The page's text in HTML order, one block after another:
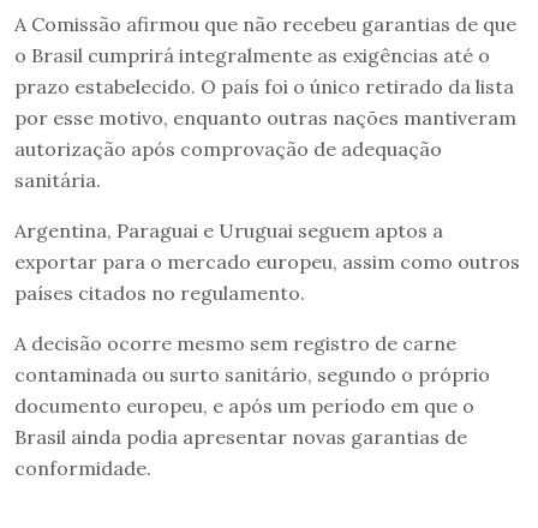
A Comissão afirmou que não recebeu garantias de que
o Brasil cumprirá integralmente as exigências até o
prazo estabelecido. O país foi o único retirado da lista
por esse motivo, enquanto outras nações mantiveram
autorização após comprovação de adequação
sanitária.
Argentina, Paraguai e Uruguai seguem aptos a
exportar para o mercado europeu, assim como outros
países citados no regulamento.
A decisão ocorre mesmo sem registro de carne
contaminada ou surto sanitário, segundo o próprio
documento europeu, e após um período em que o
Brasil ainda podia apresentar novas garantias de
conformidade.